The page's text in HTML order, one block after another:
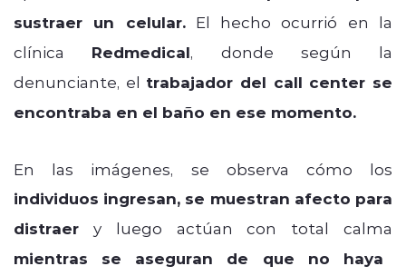
sustraer un celular.El hecho ocurrió en la
clínica Redmedical, donde según la
denunciante, el trabajador del call center se
encontraba en el baño en ese momento.
En las imágenes, se observa cómo los
individuos ingresan, se muestran afecto para
distraer y luego actúan con total calma
mientras se aseguran de que no haya